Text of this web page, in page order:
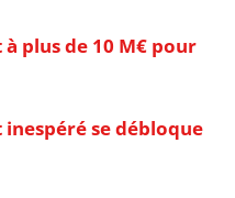
plus de 10 M€ pour
se débloque